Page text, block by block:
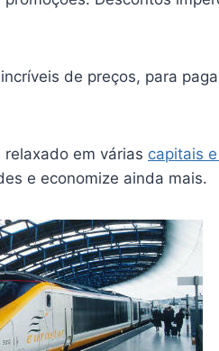
de preços, para
em várias capitais
e economize ainda mais.